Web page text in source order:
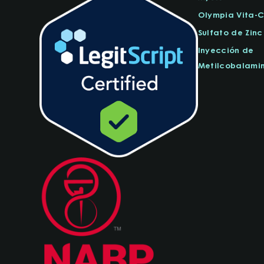
Olympia Vita-
Sulfato de Zinc
Inyección de